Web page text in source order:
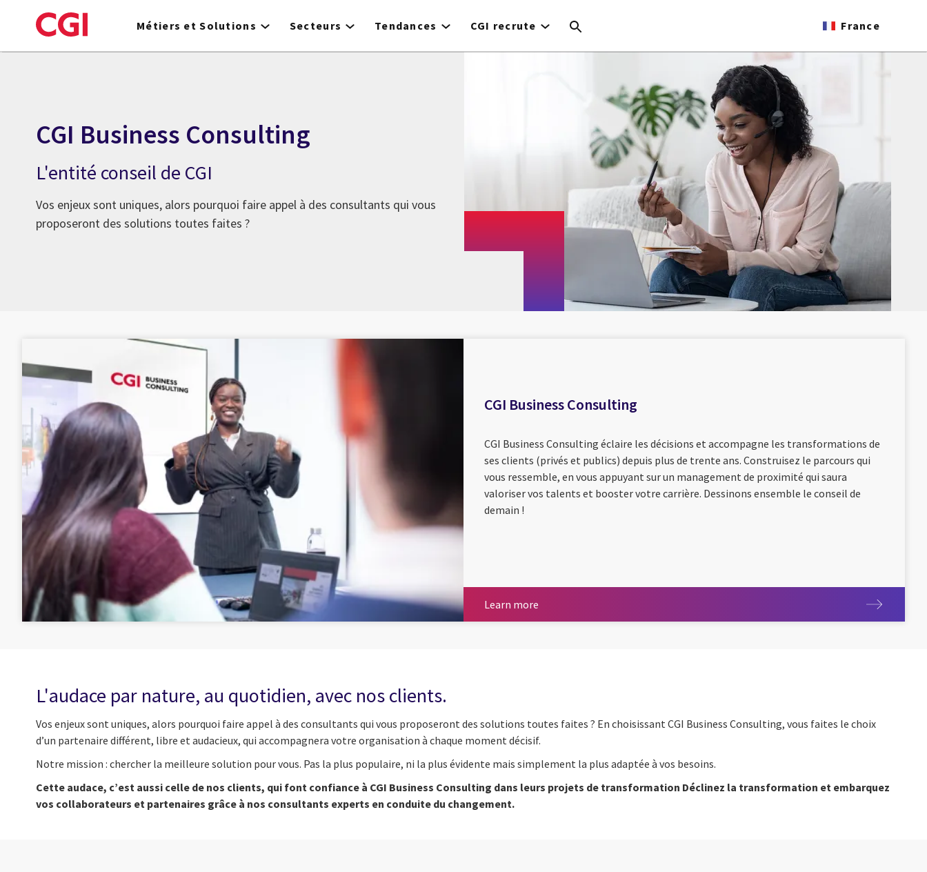
to
Métiers et Solutions Secteurs Tendances CGI recrute France
CGI Business Consulting
L'entité conseil de CGI
Vos enjeux sont uniques, alors pourquoi faire appel à des consultants qui vous
proposeront des solutions toutes faites ?
CGI Business Consulting
CGI Business Consulting éclaire les décisions et accompagne les transformations de
ses clients (privés et publics) depuis plus de trente ans. Construisez le parcours qui
vous ressemble, en vous appuyant sur un management de proximité qui saura
valoriser vos talents et booster votre carrière. Dessinons ensemble le conseil de
demain !
Learn more
L'audace par nature, au quotidien, avec nos clients.
Vos enjeux sont uniques, alors pourquoi faire appel à des consultants qui vous proposeront des solutions toutes faites ? En choisissant CGI Business Consulting, vous faites le choix
d’un partenaire différent, libre et audacieux, qui accompagnera votre organisation à chaque moment décisif.
Notre mission : chercher la meilleure solution pour vous. Pas la plus populaire, ni la plus évidente mais simplement la plus adaptée à vos besoins.
Cette audace, c’est aussi celle de nos clients, qui font confiance à CGI Business Consulting dans leurs projets de transformation Déclinez la transformation et embarquez
vos collaborateurs et partenaires grâce à nos consultants experts en conduite du changement.